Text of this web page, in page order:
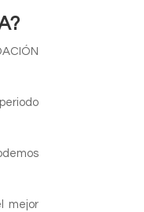
mejor